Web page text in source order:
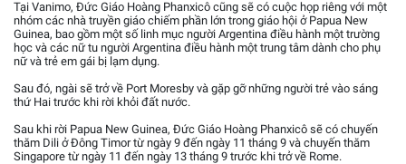
Tại Vanimo, Đức Giáo Hoàng Phanxicô cũng sẽ có cuộc họp riêng với một
nhóm các nhà truyền giáo chiếm phần lớn trong giáo hội ở Papua New
Guinea, bao gồm một số linh mục người Argentina điều hành một trường
học và các nữ tu người Argentina điều hành một trung tâm dành cho phụ
nữ và trẻ em gái bị lạm dụng.
Sau đó, ngài sẽ trở về Port Moresby và gặp gỡ những người trẻ vào sáng
thứ Hai trước khi rời khỏi đất nước.
Sau khi rời Papua New Guinea, Đức Giáo Hoàng Phanxicô sẽ có chuyến
thăm Dili ở Đông Timor từ ngày 9 đến ngày 11 tháng 9 và chuyến thăm
Singapore từ ngày 11 đến ngày 13 tháng 9 trước khi trở về Rome.